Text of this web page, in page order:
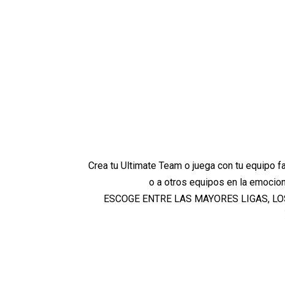
Crea tu Ultimate Team o juega con tu
o a otros equipos en la
ESCOGE ENTRE LAS MAYORES LIGAS,